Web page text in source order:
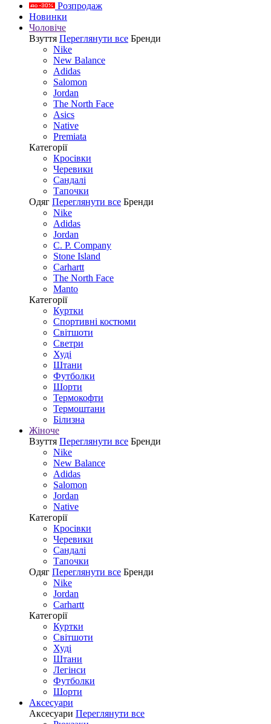
Розпродаж
Новинки
Чоловіче
Взуття Переглянути все Бренди
Nike
New Balance
Adidas
Salomon
Jordan
The North Face
Asics
Native
Premiata
Категорії
Кросівки
Черевики
Сандалі
Tапочки
Одяг Переглянути все Бренди
Nike
Adidas
Jordan
C. P. Company
Stone Island
Carhartt
The North Face
Manto
Категорії
Куртки
Спортивні костюми
Світшоти
Светри
Худі
Штани
Футболки
Шорти
Термокофти
Термоштани
Білизна
Жіноче
Взуття Переглянути все Бренди
Nike
New Balance
Adidas
Salomon
Jordan
Native
Категорії
Кросівки
Черевики
Сандалі
Tапочки
Одяг Переглянути все Бренди
Nike
Jordan
Carhartt
Категорії
Куртки
Світшоти
Худі
Штани
Легінси
Футболки
Шорти
Аксесуари
Аксесуари Переглянути все